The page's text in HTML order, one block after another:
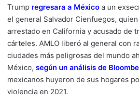
Trump regresara a México a un
el general Salvador Cienfuegos,
arrestado en California y acusado de
cárteles. AMLO liberó al general con
ciudades más peligrosas del mundo
México, según un análisis de
mexicanos huyeron de sus hogares
violencia en 2021.